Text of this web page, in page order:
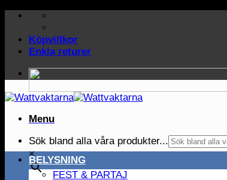
Skip
contentKöpvillkor
Enkla returer
Menu
Sök bland alla våra produkter...
×
BELYSNING
FEST & PARTAJ